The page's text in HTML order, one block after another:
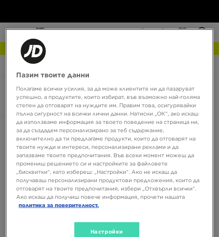
Black Friday 2026
0 продукта
Сортирай:Препоръчани Филтрирай
Няма продукти за показване
Промени критериите за търсене
изтрий избраните филтри
Пазим твоите данни
Полагаме всички усилия, за да може клиентите ни да пазаруват
успешно, а продуктите, които избират, във възможно най-голяма
степен да отговарят на нуждите им. Правим това, осигурявайки
пълна сигурност на всички лични данни. Натисни „ОК“, ако искаш
да използваме информация за твоето поведение на страница ни,
за да създадем персонализирано за теб съдържание,
включително да ти предлагаме продукти, които да отговарят на
твоите нужди и интереси, персонализирани реклами и да
запазваме твоите предпочитания. Във всеки момент можеш да
промениш решението си и настройките за файловете
„бисквитки“, като избереш: „Настройки“. Ако не искаш да
получаваш персонализирани продуктови предложения, които да
отговарят на твоите предпочитания, избери „Отхвърли всички“.
Ако искаш да получиш повече информация, прочети нашата
политика за поверителност.
Настройки